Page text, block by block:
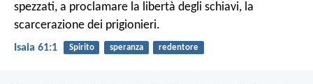
spezzati, a proclamare la libertà degli schiavi, la
scarcerazione dei prigionieri.
Isaia 61:1 Spirito speranza redentore